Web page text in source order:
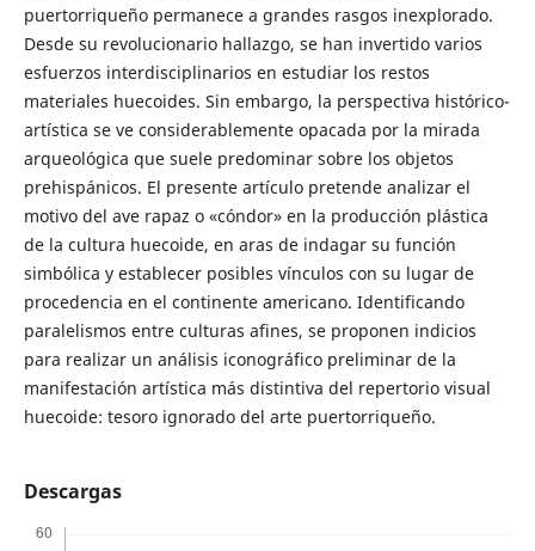
puertorriqueño permanece a grandes rasgos inexplorado.
Desde su revolucionario hallazgo, se han invertido varios
esfuerzos interdisciplinarios en estudiar los restos
materiales huecoides. Sin embargo, la perspectiva histórico-
artística se ve considerablemente opacada por la mirada
arqueológica que suele predominar sobre los objetos
prehispánicos. El presente artículo pretende analizar el
motivo del ave rapaz o «cóndor» en la producción plástica
de la cultura huecoide, en aras de indagar su función
simbólica y establecer posibles vínculos con su lugar de
procedencia en el continente americano. Identificando
paralelismos entre culturas afines, se proponen indicios
para realizar un análisis iconográfico preliminar de la
manifestación artística más distintiva del repertorio visual
huecoide: tesoro ignorado del arte puertorriqueño.
Descargas